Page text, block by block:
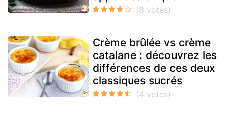
Crème brûlée vs crème
catalane : découvrez les
différences de ces deux
classiques sucrés